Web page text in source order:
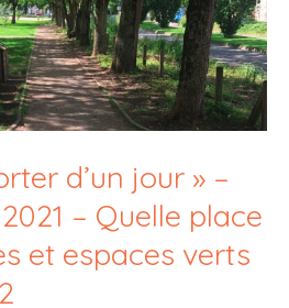
d’un jour » –
– Quelle place
et espaces verts